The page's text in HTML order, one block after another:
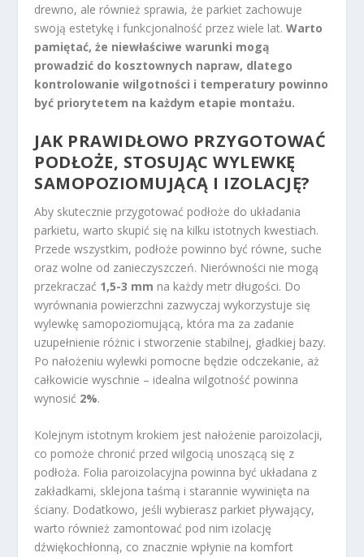
drewno, ale również sprawia, że parkiet zachowuje
swoją estetykę i funkcjonalność przez wiele lat.Warto
pamiętać, że niewłaściwe warunki mogą
prowadzić do kosztownych napraw, dlatego
kontrolowanie wilgotności i temperatury powinno
być priorytetem na każdym etapie montażu.
JAK PRAWIDŁOWO PRZYGOTOWAĆ
PODŁOŻE, STOSUJĄC WYLEWKĘ
SAMOPOZIOMUJĄCĄ I IZOLACJĘ?
Aby skutecznie przygotować podłoże do układania
parkietu, warto skupić się na kilku istotnych kwestiach.
Przede wszystkim, podłoże powinno być równe, suche
oraz wolne od zanieczyszczeń. Nierówności nie mogą
przekraczać 1,5-3 mm na każdy metr długości. Do
wyrównania powierzchni zazwyczaj wykorzystuje się
wylewkę samopoziomującą, która ma za zadanie
uzupełnienie różnic i stworzenie stabilnej, gładkiej bazy.
Po nałożeniu wylewki pomocne będzie odczekanie, aż
całkowicie wyschnie – idealna wilgotność powinna
wynosić 2%.
Kolejnym istotnym krokiem jest nałożenie paroizolacji,
co pomoże chronić przed wilgocią unoszącą się z
podłoża. Folia paroizolacyjna powinna być układana z
zakładkami, sklejona taśmą i starannie wywinięta na
ściany. Dodatkowo, jeśli wybierasz parkiet pływający,
warto również zamontować pod nim izolację
dźwiękochłonną, co znacznie wpłynie na komfort